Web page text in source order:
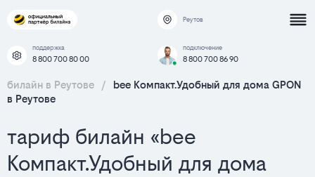
Реутов
поддержка
8 800 700 80 00
подключение
8 800 700 86 90
билайн в Реутове /
bee Компакт.Удобный для дома GPON
в Реутове
тариф билайн «bee
Компакт.Удобный для дома